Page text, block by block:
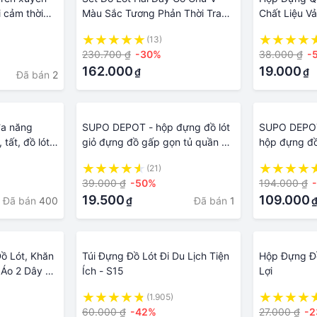
cảm thời
Đã bán 2
Màu Sắc Tương Phản Thời Trang
(13)
230.700 ₫ -30%
162.000₫
Chất Liệu
Đựng Vật
36x25x20
38.000 ₫ -
19.000₫
năng
tất, đồ lót
Đã bán 400
SUPO DEPOT - hộp đựng đồ lót
giỏ đựng đồ gấp gọn tủ quần áo
(21)
39.000 ₫ -50%
19.500₫ Đã bán 1
SUPO
hộp đựng
194.000 ₫
109.000₫
Lót, Khăn
2 Dây Đa
Túi Đựng Đồ Lót Đi Du Lịch Tiện
Ích - S15
(1.905)
60.000 ₫ -42%
Hộp Đựng
Lợi
27.000 ₫ -